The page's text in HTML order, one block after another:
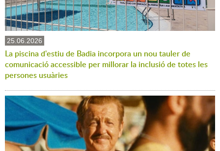
25.06.2026
La piscina d'estiu de Badia incorpora un nou tauler de
comunicació accessible per millorar la inclusió de totes les
persones usuàries